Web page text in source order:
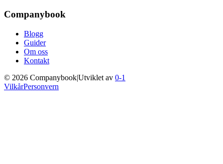
Companybook
Blogg
Guider
Om oss
Kontakt
© 2026 Companybook|Utviklet av 0-1
VilkårPersonvern